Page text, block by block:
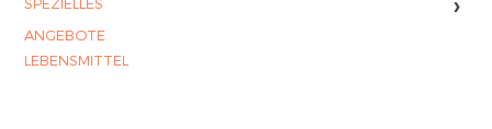
ANGEBOTE
LEBENSMITTEL